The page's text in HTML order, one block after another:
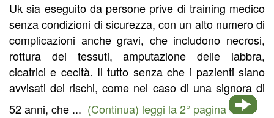
Uk sia eseguito da persone prive di training medico
senza condizioni di sicurezza, con un alto numero di
complicazioni anche gravi, che includono necrosi,
rottura dei tessuti, amputazione delle labbra,
cicatrici e cecità. Il tutto senza che i pazienti siano
avvisati dei rischi, come nel caso di una signora di
52 anni, che ... (Continua) leggi la 2° pagina